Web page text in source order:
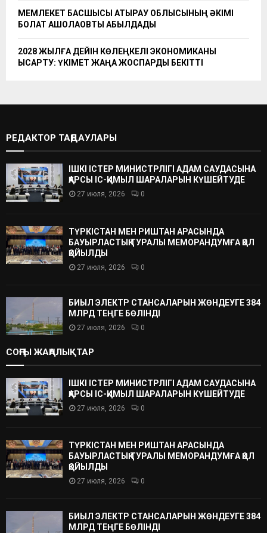
МЕМЛЕКЕТ БАСШЫСЫ АТЫРАУ ОБЛЫСЫНЫҢ ӘКІМІ
БОЛАТ АҚШОЛАҚОВТЫ ҚАБЫЛДАДЫ
2028 ЖЫЛҒА ДЕЙІН КӨЛЕҢКЕЛІ ЭКОНОМИКАНЫ
ҚЫСҚАРТУ: ҮКІМЕТ ЖАҢА ЖОСПАРДЫ БЕКІТТІ
РЕДАКТОР ТАҢДАУЛАРЫ
ІШКІ ІСТЕР МИНИСТРЛІГІ АДАМ САУДАСЫНА
ҚАРСЫ ІС-ҚИМЫЛ ШАРАЛАРЫН КҮШЕЙТУДЕ
27 июля, 2026 0
ТҮРКІСТАН МЕН РИШТАН АРАСЫНДА
БАУЫРЛАСТЫҚ ТУРАЛЫ МЕМОРАНДУМҒА ҚОЛ
ҚОЙЫЛДЫ
27 июля, 2026 0
БИЫЛ ЭЛЕКТР СТАНСАЛАРЫН ЖӨНДЕУГЕ 384
МЛРД ТЕҢГЕ БӨЛІНДІ
27 июля, 2026 0
СОҢҒЫ ЖАҢАЛЫҚТАР
ІШКІ ІСТЕР МИНИСТРЛІГІ АДАМ САУДАСЫНА
ҚАРСЫ ІС-ҚИМЫЛ ШАРАЛАРЫН КҮШЕЙТУДЕ
27 июля, 2026 0
ТҮРКІСТАН МЕН РИШТАН АРАСЫНДА
БАУЫРЛАСТЫҚ ТУРАЛЫ МЕМОРАНДУМҒА ҚОЛ
ҚОЙЫЛДЫ
27 июля, 2026 0
БИЫЛ ЭЛЕКТР СТАНСАЛАРЫН ЖӨНДЕУГЕ 384
МЛРД ТЕҢГЕ БӨЛІНДІ